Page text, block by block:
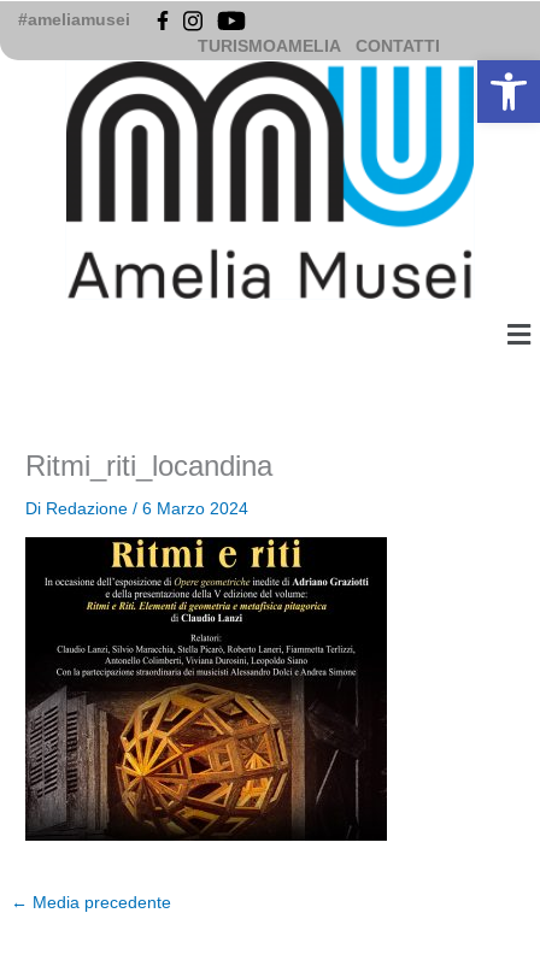
Vai
contenuto
#ameliamusei
TURISMOAMELIA
CONTATTI
Ritmi_riti_locandina
Di Redazione/6 Marzo 2024
← Media precedente
Apri la